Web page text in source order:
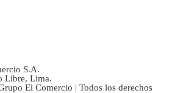
S.A.
Libre, Lima.
El Comercio | Todos los derechos